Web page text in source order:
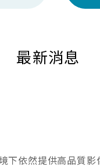
最新消息
下依然提供高品質影